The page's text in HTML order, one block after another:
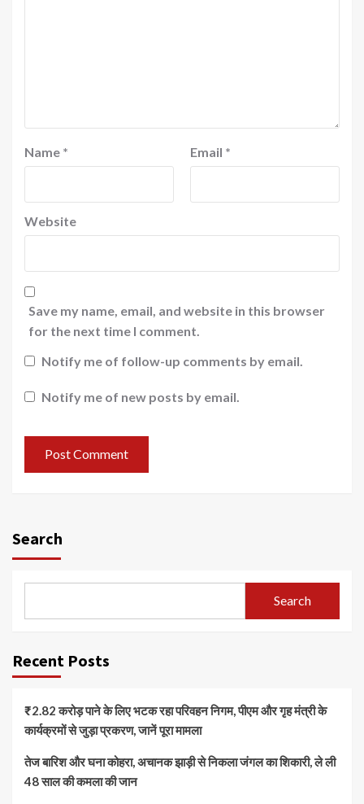
Name * Email *
Website
Save my name, email, and website in this browser
for the next time I comment.
Notify me of follow-up comments by email.
Notify me of new posts by email.
Search
Search
Recent Posts
₹2.82 करोड़ पाने के लिए भटक रहा परिवहन निगम, पीएम और गृह मंत्री के
कार्यक्रमों से जुड़ा प्रकरण, जानें पूरा मामला
तेज बारिश और घना कोहरा, अचानक झाड़ी से निकला जंगल का शिकारी, ले ली
48 साल की कमला की जान